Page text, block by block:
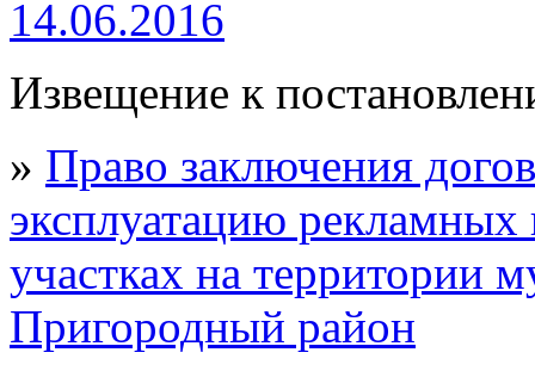
14.06.2016
Извещение к
» Право заключения
эксплуатацию
участках на территории
Пригородный район